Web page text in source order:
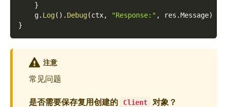
}
    g
. Log( ) . Debug(ctx, "Response:" , res .Message)
}
注意
常见问题
是否需要保存复用创建的 Client 对象？